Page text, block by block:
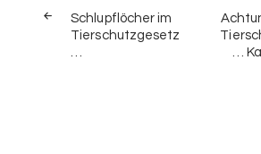
Schlupflöcher im
Tierschutzgesetz
…
…